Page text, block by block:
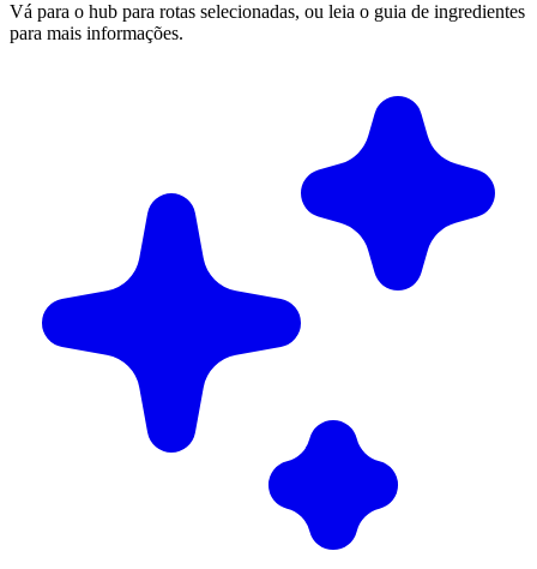
Vá para o hub para rotas selecionadas, ou leia o guia de ingredientes
para mais informações.